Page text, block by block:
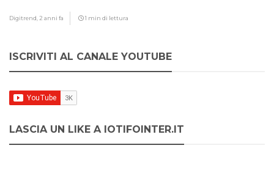
Digitrend, 2 anni fa 1 min di lettura
ISCRIVITI AL CANALE YOUTUBE
LASCIA UN LIKE A IOTIFOINTER.IT